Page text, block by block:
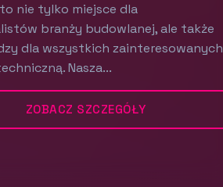
nie tylko miejsce dla
branży budowlanej, ale także
dla wszystkich zainteresowanych
Nasza...
ZOBACZ SZCZEGÓŁY